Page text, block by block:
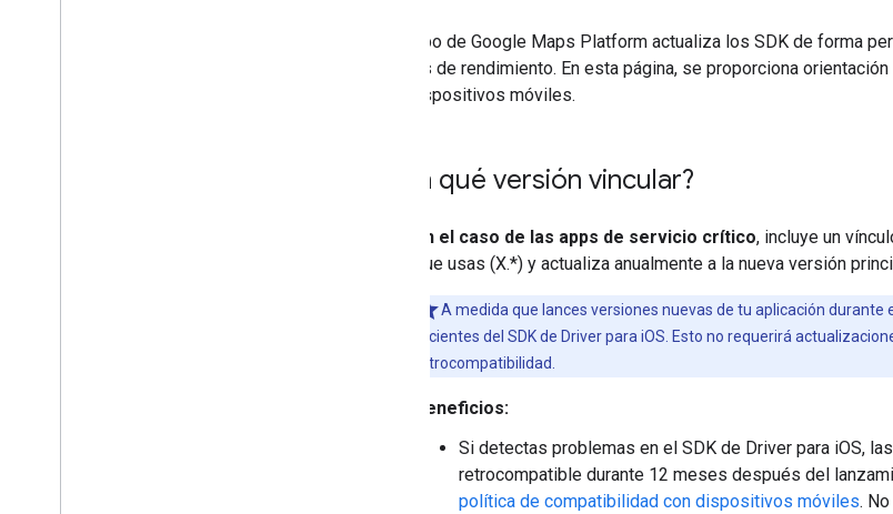
El equipo de Google Maps Platform actualiza los SDK de forma
mejoras de rendimiento. En esta página, se proporciona
para dispositivos móviles.
¿Con qué versión vincular?
En el caso de las apps de servicio crítico, incluye un
que usas (X.*) y actualiza anualmente a la nueva versión
A medida que lances versiones nuevas de tu aplicación
recientes del SDK de Driver para iOS. Esto no requerirá
retrocompatibilidad.
Beneficios:
Si detectas problemas en el SDK de Driver para iOS,
retrocompatible durante 12 meses después del
política de compatibilidad con dispositivos móviles.